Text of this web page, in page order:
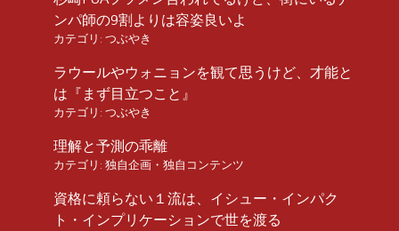
ンパ師の9割よりは容姿良いよ
カテゴリ: つぶやき
ラウールやウォニョンを観て思うけど、才能と
は『まず目立つこと』
カテゴリ: つぶやき
理解と予測の乖離
カテゴリ: 独自企画・独自コンテンツ
資格に頼らない１流は、イシュー・インパク
ト・インプリケーションで世を渡る